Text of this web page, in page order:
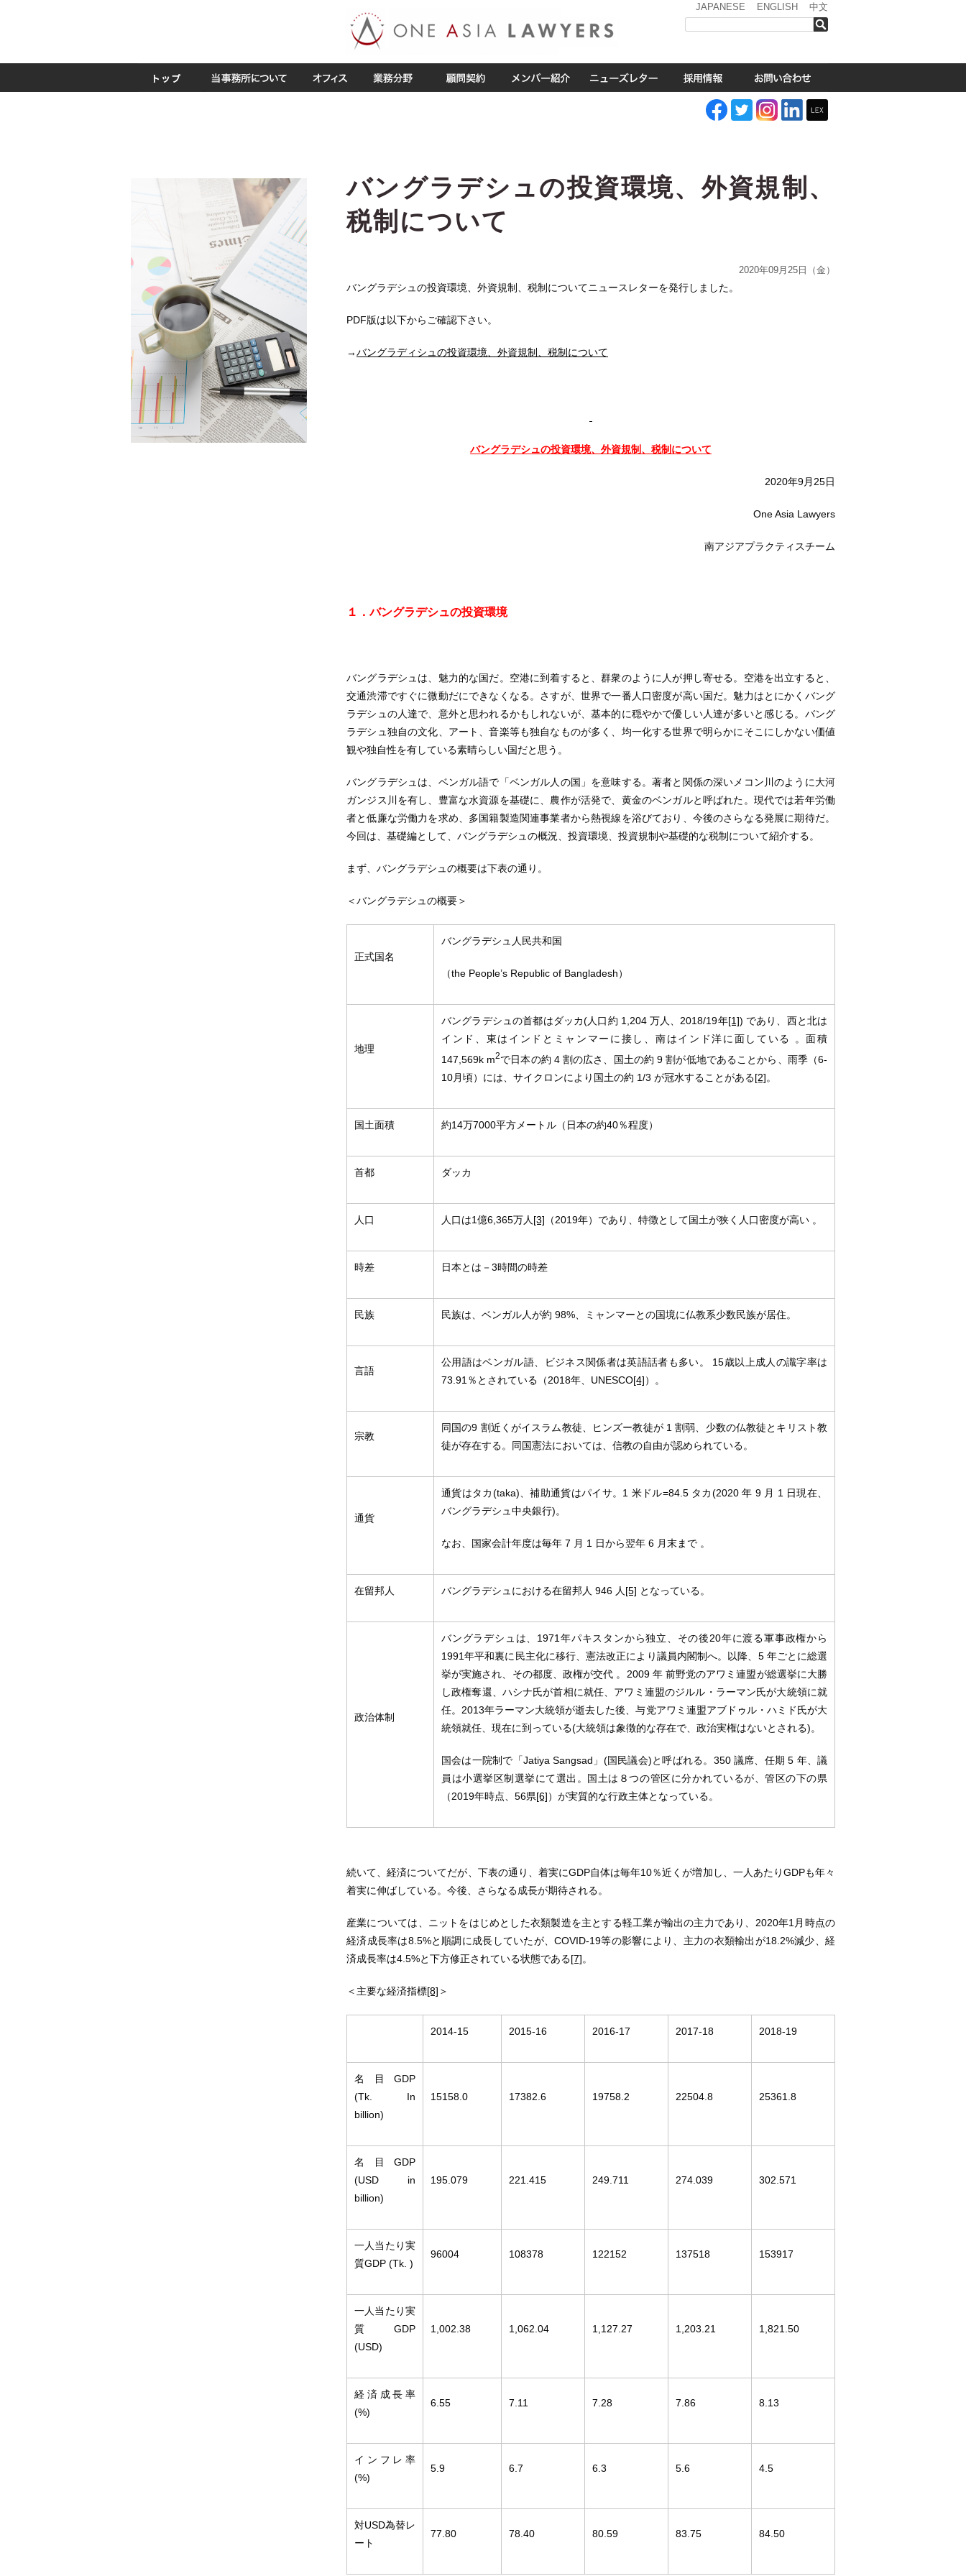
JAPANESE ENGLISH 中文
バングラデシュの投資環境、外資規制、
税制について
2020年09月25日（金）
バングラデシュの投資環境、外資規制、税制についてニュースレターを発行しました。
PDF版は以下からご確認下さい。
→バングラディシュの投資環境、外資規制、税制について
バングラデシュの投資環境、外資規制、税制について
2020年9月25日
One Asia Lawyers
南アジアプラクティスチーム
１．バングラデシュの投資環境
バングラデシュは、魅力的な国だ。空港に到着すると、群衆のように人が押し寄せる。空港を出立すると、
交通渋滞ですぐに微動だにできなくなる。さすが、世界で一番人口密度が高い国だ。魅力はとにかくバング
ラデシュの人達で、意外と思われるかもしれないが、基本的に穏やかで優しい人達が多いと感じる。バング
ラデシュ独自の文化、アート、音楽等も独自なものが多く、均一化する世界で明らかにそこにしかない価値
観や独自性を有している素晴らしい国だと思う。
バングラデシュは、ベンガル語で「ベンガル人の国」を意味する。著者と関係の深いメコン川のように大河
ガンジス川を有し、豊富な水資源を基礎に、農作が活発で、黄金のベンガルと呼ばれた。現代では若年労働
者と低廉な労働力を求め、多国籍製造関連事業者から熱視線を浴びており、今後のさらなる発展に期待だ。
今回は、基礎編として、バングラデシュの概況、投資環境、投資規制や基礎的な税制について紹介する。
まず、バングラデシュの概要は下表の通り。
＜バングラデシュの概要＞
正式国名
バングラデシュ人民共和国
（the People’s Republic of Bangladesh）
地理
バングラデシュの首都はダッカ(人口約 1,204 万人、2018/19年[1]) であり、西と北は
インド、東はインドとミャンマーに接し、南はインド洋に面している 。面積
147,569k m2で日本の約 4 割の広さ、国土の約 9 割が低地であることから、雨季（6-
10月頃）には、サイクロンにより国土の約 1/3 が冠水することがある[2]。
国土面積 約14万7000平方メートル（日本の約40％程度）
首都 ダッカ
人口 人口は1億6,365万人 [3] （2019年）であり、特徴として国土が狭く人口密度が高い 。
時差 日本とは－3時間の時差
民族 民族は、ベンガル人が約 98%、ミャンマーとの国境に仏教系少数民族が居住。
言語
公用語はベンガル語、ビジネス関係者は英語話者も多い。 15歳以上成人の識字率は
73.91％とされている（2018年、UNESCO[4]）。
宗教
同国の9 割近くがイスラム教徒、ヒンズー教徒が 1 割弱、少数の仏教徒とキリスト教
徒が存在する。同国憲法においては、信教の自由が認められている。
通貨
通貨はタカ(taka)、補助通貨はパイサ。1 米ドル=84.5 タカ(2020 年 9 月 1 日現在、
バングラデシュ中央銀行)。
なお、国家会計年度は毎年 7 月 1 日から翌年 6 月末まで 。
在留邦人 バングラデシュにおける在留邦人 946 人 [5] となっている。
政治体制
バングラデシュは、1971年パキスタンから独立、その後20年に渡る軍事政権から
1991年平和裏に民主化に移行、憲法改正により議員内閣制へ。以降、5 年ごとに総選
挙が実施され、その都度、政権が交代 。2009 年 前野党のアワミ連盟が総選挙に大勝
し政権奪還、ハシナ氏が首相に就任、アワミ連盟のジルル・ラーマン氏が大統領に就
任。2013年ラーマン大統領が逝去した後、与党アワミ連盟アブドゥル・ハミド氏が大
統領就任、現在に到っている(大統領は象徴的な存在で、政治実権はないとされる)。
国会は一院制で「Jatiya Sangsad」(国民議会)と呼ばれる。350 議席、任期 5 年、議
員は小選挙区制選挙にて選出。国土は８つの管区に分かれているが、管区の下の県
（2019年時点、56県[6]）が実質的な行政主体となっている。
続いて、経済についてだが、下表の通り、着実にGDP自体は毎年10％近くが増加し、一人あたりGDPも年々
着実に伸ばしている。今後、さらなる成長が期待される。
産業については、ニットをはじめとした衣類製造を主とする軽工業が輸出の主力であり、2020年1月時点の
経済成長率は8.5%と順調に成長していたが、COVID-19等の影響により、主力の衣類輸出が18.2%減少、経
済成長率は4.5%と下方修正されている状態である[7]。
＜主要な経済指標[8] ＞
2014-15 2015-16 2016-17 2017-18 2018-19
名目GDP
(Tk. In
billion)
15158.0 17382.6 19758.2 22504.8 25361.8
名目GDP
(USD in
billion)
195.079 221.415 249.711 274.039 302.571
一人当たり実
質GDP (Tk. )
96004 108378 122152 137518 153917
一人当たり実
質GDP
(USD)
1,002.38 1,062.04 1,127.27 1,203.21 1,821.50
経済成長率
(%)
6.55 7.11 7.28 7.86 8.13
インフレ率
(%)
5.9 6.7 6.3 5.6 4.5
対USD為替レ
ート
77.80 78.40 80.59 83.75 84.50